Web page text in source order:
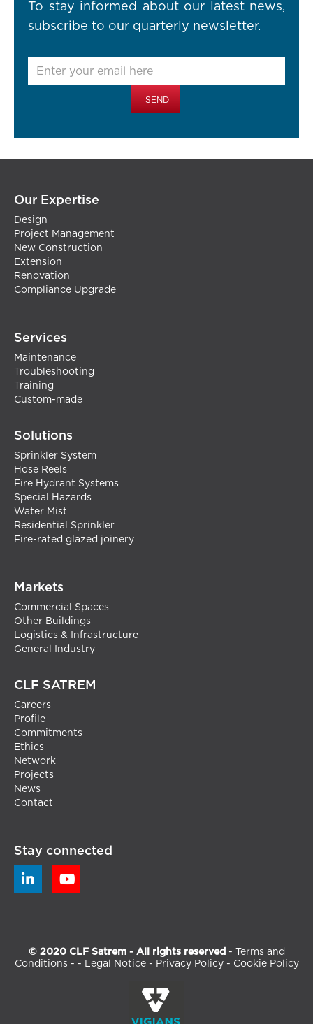
To stay informed about our latest news,
subscribe to our quarterly newsletter.
Our Expertise
Design
Project Management
New Construction
Extension
Renovation
Compliance Upgrade
Services
Maintenance
Troubleshooting
Training
Custom-made
Solutions
Sprinkler System
Hose Reels
Fire Hydrant Systems
Special Hazards
Water Mist
Residential Sprinkler
Fire-rated glazed joinery
Markets
Commercial Spaces
Other Buildings
Logistics & Infrastructure
General Industry
CLF SATREM
Careers
Profile
Commitments
Ethics
Network
Projects
News
Contact
Stay connected
 
© 2020 CLF Satrem - All rights reserved -
Terms and
Conditions - - Legal Notice- Privacy Policy- Cookie Policy